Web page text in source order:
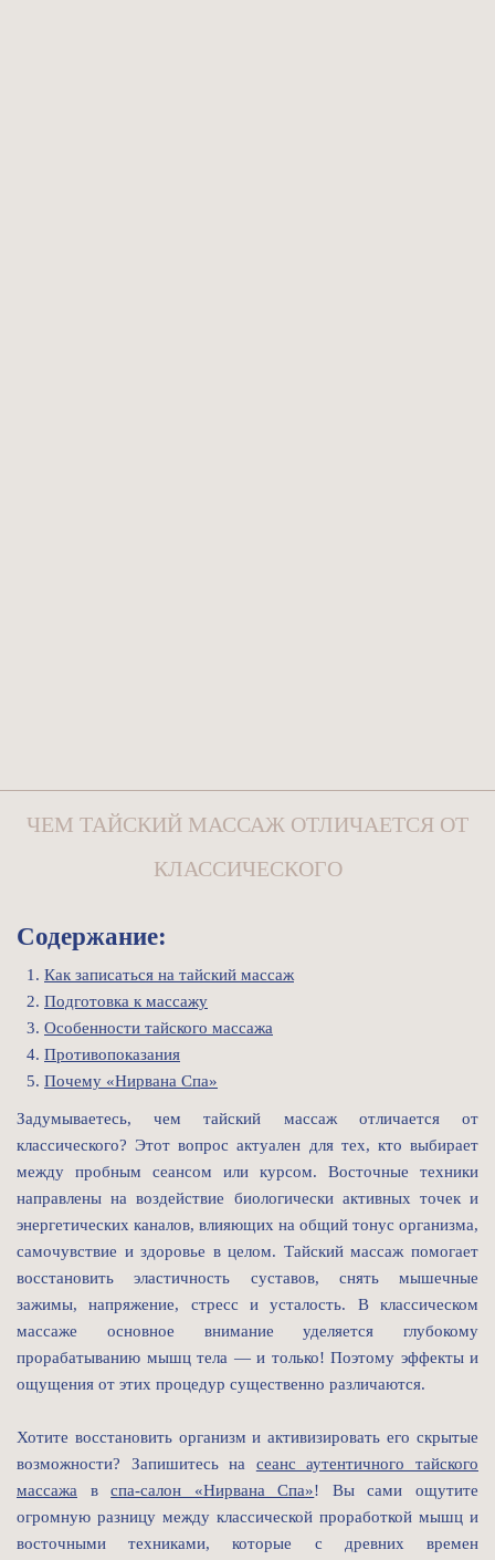
ЧЕМ ТАЙСКИЙ МАССАЖ ОТЛИЧАЕТСЯ ОТ
КЛАССИЧЕСКОГО
Содержание:
Как записаться на тайский массаж
Подготовка к массажу
Особенности тайского массажа
Противопоказания
Почему «Нирвана Спа»
Задумываетесь, чем тайский массаж отличается от
классического? Этот вопрос актуален для тех, кто выбирает
между пробным сеансом или курсом. Восточные техники
направлены на воздействие биологически активных точек и
энергетических каналов, влияющих на общий тонус организма,
самочувствие и здоровье в целом. Тайский массаж помогает
восстановить эластичность суставов, снять мышечные
зажимы, напряжение, стресс и усталость. В классическом
массаже основное внимание уделяется глубокому
прорабатыванию мышц тела — и только! Поэтому эффекты и
ощущения от этих процедур существенно различаются.
Хотите восстановить организм и активизировать его скрытые
возможности? Запишитесь на сеанс аутентичного тайского
массажа вспа-салон «Нирвана Спа»! Вы сами ощутите
огромную разницу между классической проработкой мышц и
восточными техниками, которые с древних времен